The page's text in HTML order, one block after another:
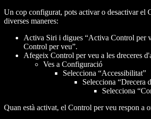
Un cop configurat, pots activar o desactivar el
diverses maneres:
Activa Siri i digues “Activa Control per
Control per veu”.
Afegeix Control per veu a les dreceres
Ves a Configuració
Selecciona “Accessibilitat”
Selecciona “Drecera
Selecciona
Quan està activat, el Control per veu respon a